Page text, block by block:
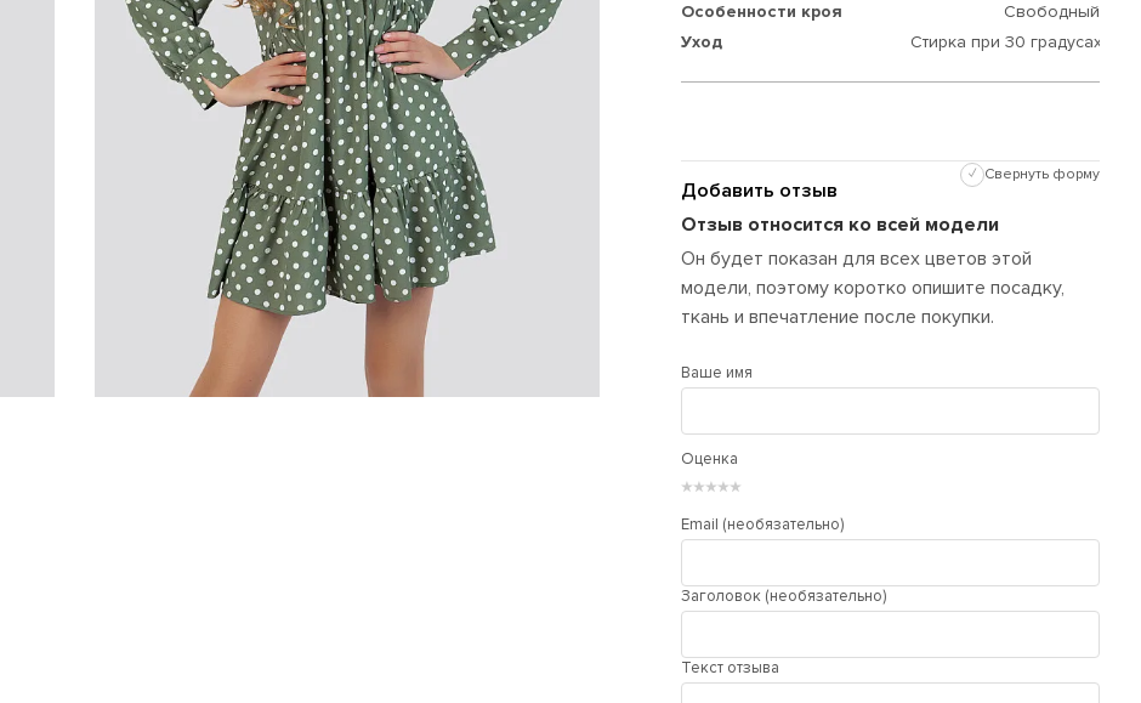
Особенности кроя
Свободный
Уход
Стирка при 30 градусах
Добавить отзыв
✓ Свернуть форму
Отзыв относится ко всей модели
Он будет показан для всех цветов этой
модели, поэтому коротко опишите посадку,
ткань и впечатление после покупки.
Ваше имя
Оценка
★
★
★
★
★
Email (необязательно)
Заголовок (необязательно)
Текст отзыва